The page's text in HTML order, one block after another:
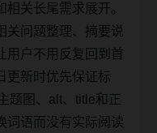
关长尾需求展开。
关问题整理、摘要说
用户不用反复回到首
更新时优先保证标
题图、alt、title和正
词语而没有实际阅读